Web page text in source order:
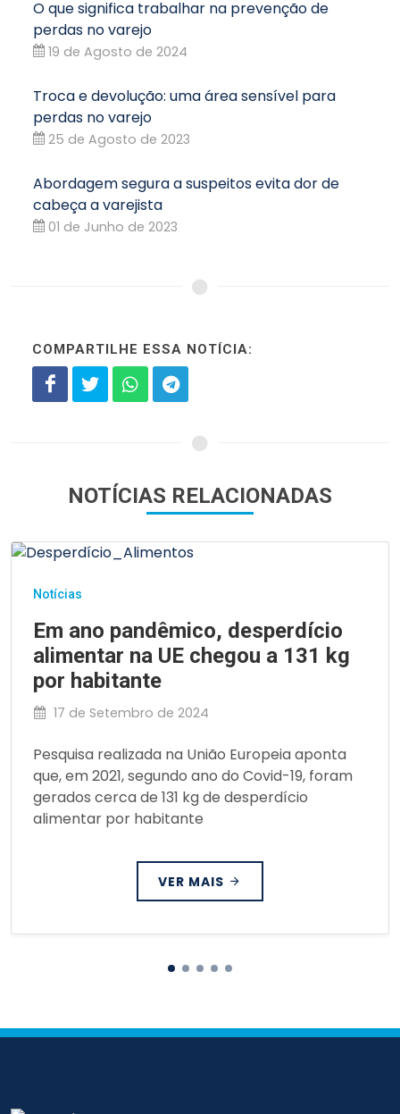
O que significa trabalhar na prevenção de
perdas no varejo
19 de Agosto de 2024
Troca e devolução: uma área sensível para
perdas no varejo
25 de Agosto de 2023
Abordagem segura a suspeitos evita dor de
cabeça a varejista
01 de Junho de 2023
COMPARTILHE ESSA NOTÍCIA:
NOTÍCIAS RELACIONADAS
Notícias
Em ano pandêmico, desperdício
alimentar na UE chegou a 131 kg
por habitante
17 de Setembro de 2024
Pesquisa realizada na União Europeia aponta
que, em 2021, segundo ano do Covid-19, foram
gerados cerca de 131 kg de desperdício
alimentar por habitante
VER MAIS